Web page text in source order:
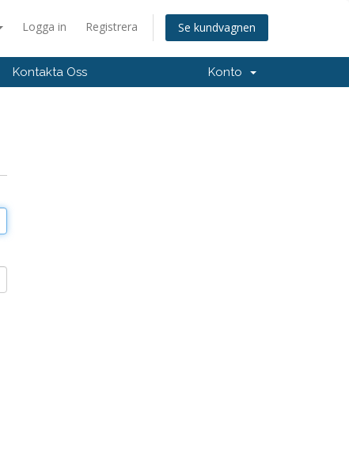
Logga in Registrera Se kundvagnen
Kontakta Oss Konto